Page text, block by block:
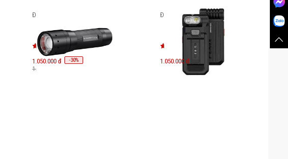
Đèn pin Ledlenser P7 Core
1.050.000 đ -30%
1.500.000 đ
Đèn Pin Fenix SW05R-RED
1.050.000 đ